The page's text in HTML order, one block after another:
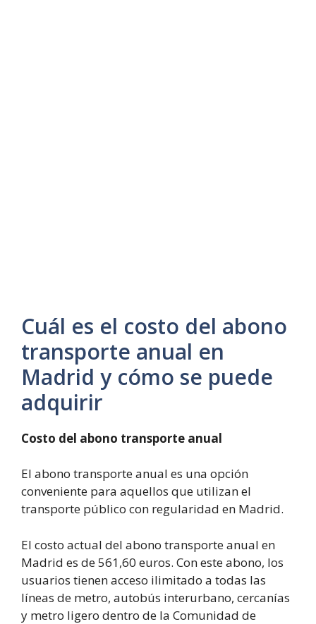
Cuál es el costo del abono
transporte anual en
Madrid y cómo se puede
adquirir
Costo del abono transporte anual
El abono transporte anual es una opción
conveniente para aquellos que utilizan el
transporte público con regularidad en Madrid.
El costo actual del abono transporte anual en
Madrid es de 561,60 euros. Con este abono, los
usuarios tienen acceso ilimitado a todas las
líneas de metro, autobús interurbano, cercanías
y metro ligero dentro de la Comunidad de